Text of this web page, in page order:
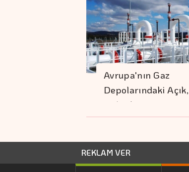
Avrupa'nın Gaz
Depolarındaki Açık,
Tedarik…
REKLAM VER